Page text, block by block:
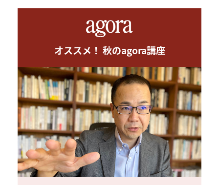
オススメ！ 秋のagora講座